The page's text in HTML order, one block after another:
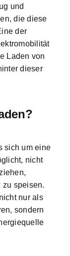
und
die diese
der
Laden von
dieser
sich um eine
nicht
zu speisen.
nur als
sondern